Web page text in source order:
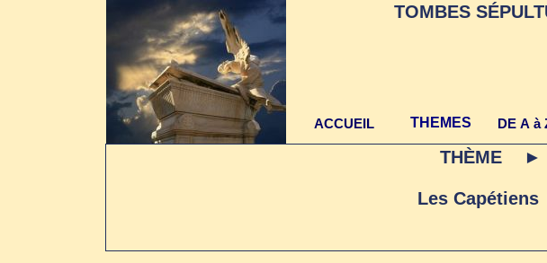
THÈME ►
Les Capétiens
ACCUEIL THEMES DE A à
TOMBES